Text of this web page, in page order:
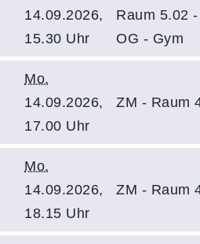
14.09.2026,
15.30 Uhr
Raum 5.02
OG - Gym
Mo.
14.09.2026,
17.00 Uhr
ZM - Raum
Mo.
14.09.2026,
18.15 Uhr
ZM - Raum